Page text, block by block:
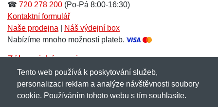
☎ 720 278 200 (Po-Pá 8:00-16:30)
Kontaktní formulář
Naše prodejna
Náš výdejní box
Nabízíme mnoho možností plateb.
Zákaznický servis
Novinky emailem
Tento web používá k poskytování služeb,
personalizaci reklam a analýze návštěvnosti soubory
cookie. Používáním tohoto webu s tím souhlasíte.